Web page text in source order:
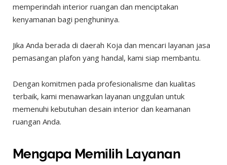
memperindah interior ruangan dan menciptakan
kenyamanan bagi penghuninya.
Jika Anda berada di daerah Koja dan mencari layanan jasa
pemasangan plafon yang handal, kami siap membantu.
Dengan komitmen pada profesionalisme dan kualitas
terbaik, kami menawarkan layanan unggulan untuk
memenuhi kebutuhan desain interior dan keamanan
ruangan Anda.
Mengapa Memilih Layanan